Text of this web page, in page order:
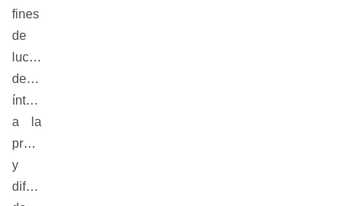
fines
de
lucro,
dedicado
íntegramente
a la
promoción
y
difusión